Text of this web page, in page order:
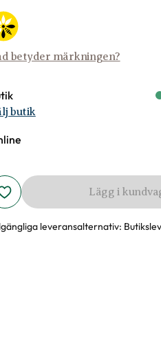
betyder märkningen?
butik
Lägg i
leveransalternativ: